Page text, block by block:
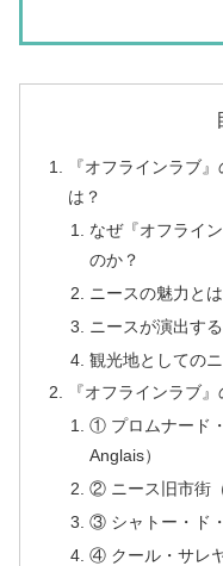
『オフラインラブ
は？
なぜ『オフライ
のか？
ニースの魅力とは
ニースが演出す
観光地としての
『オフラインラブ
① プロムナード
Anglais）
② ニース旧市街
③ シャトー・ド
④ クール・サレ